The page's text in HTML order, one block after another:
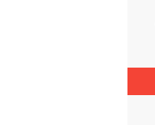
提交此表格签署
集、使用